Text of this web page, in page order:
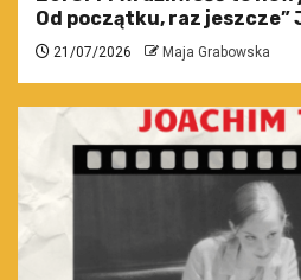
Od początku, raz jeszcze”
21/07/2026 Maja Grabowska